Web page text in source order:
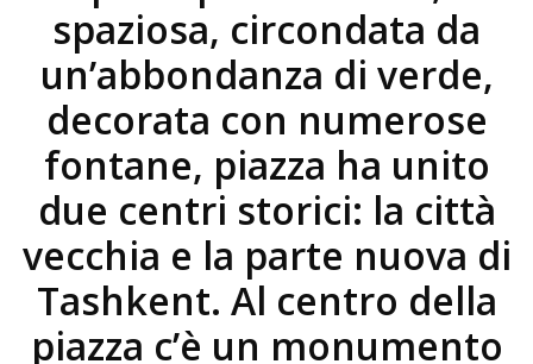
spaziosa, circondata da
un’abbondanza di verde,
decorata con numerose
fontane, piazza ha unito
due centri storici: la città
vecchia e la parte nuova di
Tashkent. Al centro della
piazza c’è un monumento